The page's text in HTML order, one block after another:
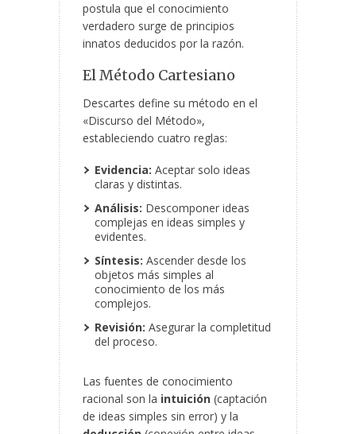
postula que el conocimiento
verdadero surge de principios
innatos deducidos por la razón.
El Método Cartesiano
Descartes define su método en el
«Discurso del Método»,
estableciendo cuatro reglas:
Evidencia: Aceptar solo ideas
claras y distintas.
Análisis: Descomponer ideas
complejas en ideas simples y
evidentes.
Síntesis: Ascender desde los
objetos más simples al
conocimiento de los más
complejos.
Revisión: Asegurar la completitud
del proceso.
Las fuentes de conocimiento
racional son la intuición (captación
de ideas simples sin error) y la